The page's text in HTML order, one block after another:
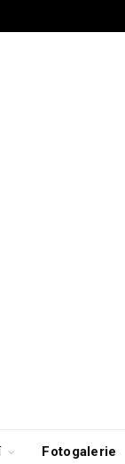
Fotogalerie